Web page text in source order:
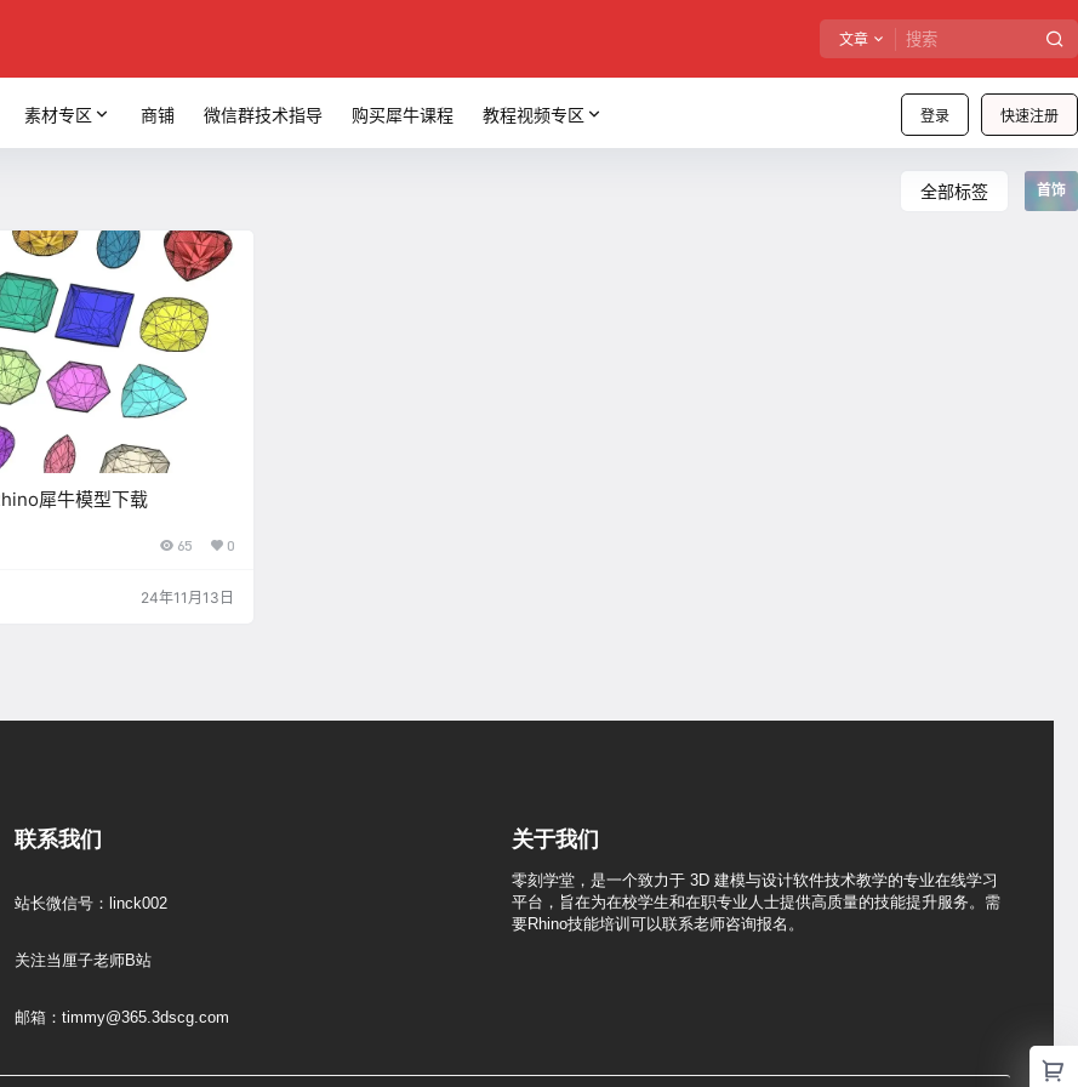
文章
登录 快速注册
素材专区 商铺 微信群技术指导 购买犀牛课程 教程视频专区
全部标签 首饰
犀牛模型下载
65 0
24年11月13日
联系我们
站长微信号：linck002
关注当厘子老师B站
邮箱：timmy@365.3dscg.com
关于我们
零刻学堂，是一个致力于 3D 建模与设计软件技术教学的专业在线学习
平台，旨在为在校学生和在职专业人士提供高质量的技能提升服务。需
要Rhino技能培训可以联系老师咨询报名。